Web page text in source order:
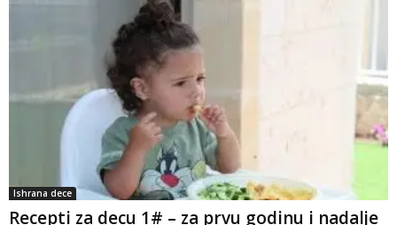
Ishrana dece
Recepti za decu 1# – za prvu godinu i nadalje